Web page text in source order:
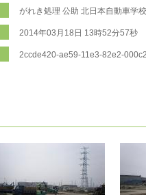
がれき処理 公助 北日本自動車学校
2014年03月18日 13時52分57秒
2ccde420-ae59-11e3-82e2-